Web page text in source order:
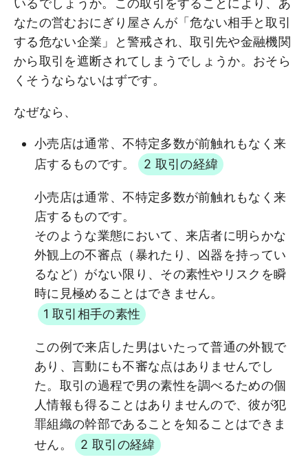
いるでしょうか。この取引をすることにより、あ
なたの営むおにぎり屋さんが「危ない相手と取引
する危ない企業」と警戒され、取引先や金融機関
から取引を遮断されてしまうでしょうか。おそら
くそうならないはずです。
なぜなら、
小売店は通常、不特定多数が前触れもなく来
店するものです。
2 取引の経緯
小売店は通常、不特定多数が前触れもなく来
店するものです。
そのような業態において、来店者に明らかな
外観上の不審点（暴れたり、凶器を持ってい
るなど）がない限り、その素性やリスクを瞬
時に見極めることはできません。
1 取引相手の素性
この例で来店した男はいたって普通の外観で
あり、言動にも不審な点はありませんでし
た。取引の過程で男の素性を調べるための個
人情報も得ることはありませんので、彼が犯
罪組織の幹部であることを知ることはできま
せん。
2 取引の経緯